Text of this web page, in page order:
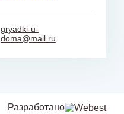
gryadki-u-
doma@mail.ru
Разработано